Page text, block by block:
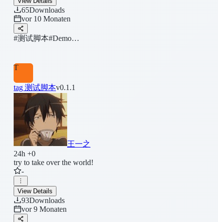
65Downloads
vor 10 Monaten
#测试脚本#Demo…
T
tag 测试脚本v0.1.1
王一之
24h +0
try to take over the world!
-
View Details
93Downloads
vor 9 Monaten